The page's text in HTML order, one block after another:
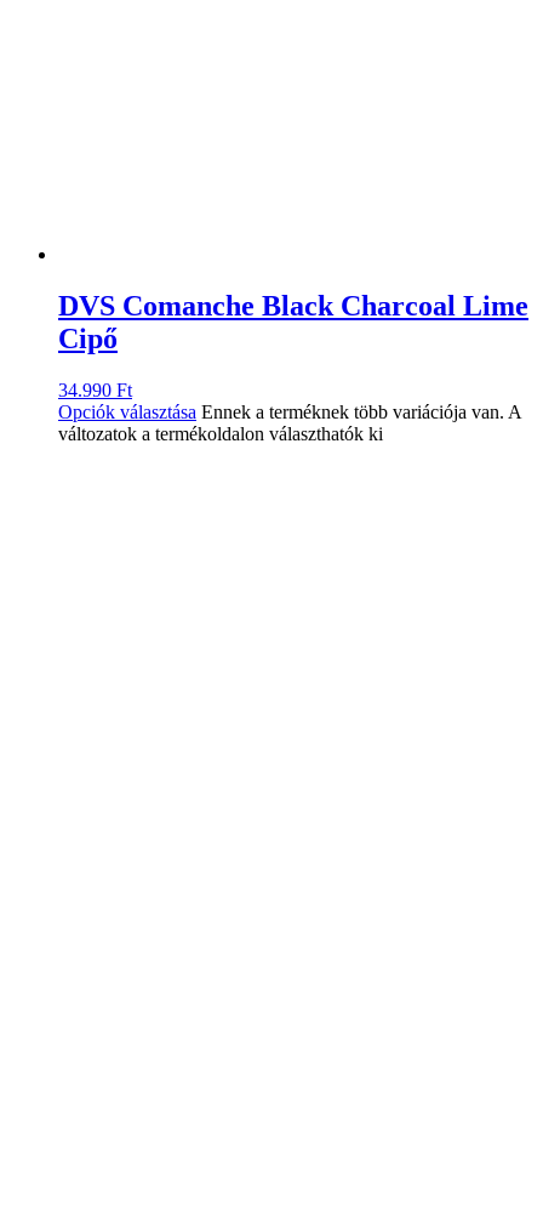
DVS Comanche Black Charcoal Lime
Cipő
34.990 Ft
Opciók választása Ennek a terméknek több variációja van. A
változatok a termékoldalon választhatók ki